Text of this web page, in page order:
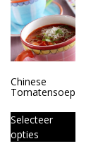
Chinese
Tomatensoep
Selecteer
opties